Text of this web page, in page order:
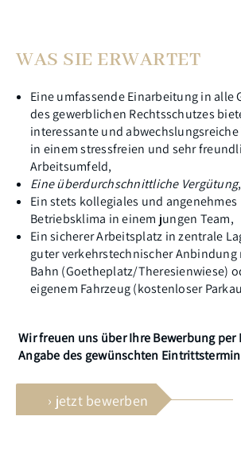
WAS SIE ERWARTET
Eine umfassende Einarbeitung in alle
des gewerblichen Rechtsschutzes
interessante und
in einem stressfreien und sehr
Arbeitsumfeld,
Eine überdurchschnittliche Vergütung,
Ein stets kollegiales und angenehmes
Betriebsklima in einem jungen Team,
Ein sicherer Arbeitsplatz in zentrale
guter verkehrstechnischer Anbindung
Bahn (Goetheplatz/Theresienwiese)
eigenem Fahrzeug (kostenloser
Wir freuen uns über Ihre Bewerbung per
Angabe des gewünschten
› jetzt bewerben